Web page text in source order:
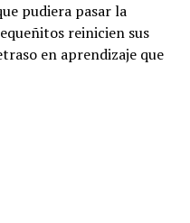
pudiera pasar la
reinicien sus
en aprendizaje que